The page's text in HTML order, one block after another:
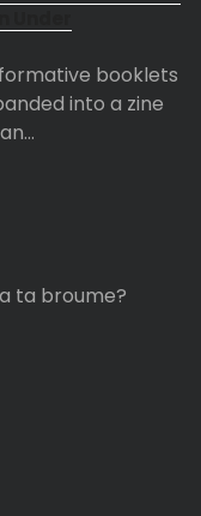
booklets
into a zine
ta broume?